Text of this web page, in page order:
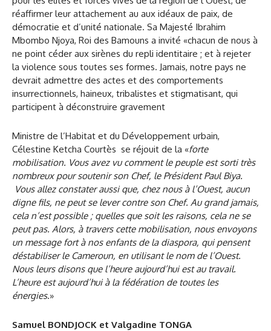
Ministre de l’Habitat et du Développement urbain,
Célestine Ketcha Courtès se réjouit de la «forte
mobilisation. Vous avez vu comment le peuple est sorti très
nombreux pour soutenir son Chef, le Président Paul Biya.
Vous allez constater aussi que, chez nous à l’Ouest, aucun
digne fils, ne peut se lever contre son Chef. Au grand jamais,
cela n’est possible ; quelles que soit les raisons, cela ne se
peut pas. Alors, à travers cette mobilisation, nous envoyons
un message fort à nos enfants de la diaspora, qui pensent
déstabiliser le Cameroun, en utilisant le nom de l’Ouest.
Nous leurs disons que l’heure aujourd’hui est au travail.
L’heure est aujourd’hui à la fédération de toutes les
énergies.»
Samuel BONDJOCK et Valgadine TONGA